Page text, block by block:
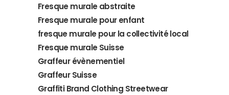
Fresque murale abstraite
Fresque murale pour enfant
fresque murale pour la collectivité local
Fresque murale Suisse
Graffeur évènementiel
Graffeur Suisse
Graffiti Brand Clothing Streetwear